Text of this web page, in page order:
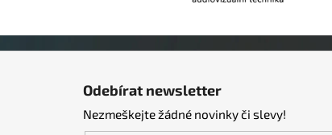
Odebírat newsletter
Nezmeškejte žádné novinky či slevy!